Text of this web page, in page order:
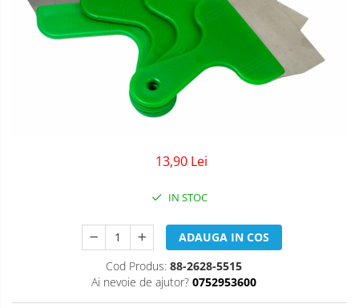
13,90 Lei
IN STOC
ADAUGA IN COS
Cod Produs: 88-2628-5515
Ai nevoie de ajutor? 0752953600